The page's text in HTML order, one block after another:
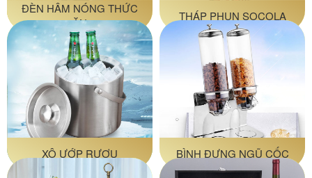
ĐÈN HÂM NÓNG THỨC
ĂN
THÁP PHUN SOCOLA
XÔ ƯỚP RƯỢU BÌNH ĐỰNG NGŨ CỐC